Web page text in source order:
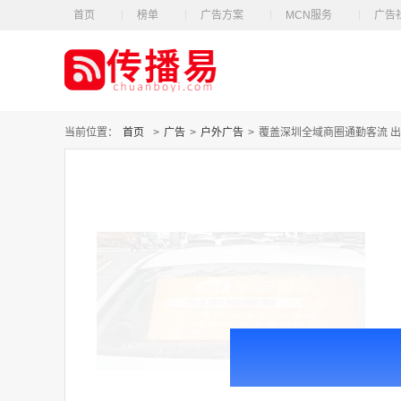
首页 榜单 广告方案 MCN服务 广告
当前位置： 首页 > 广告 > 户外广告 > 覆盖深圳全域商圈通勤客流